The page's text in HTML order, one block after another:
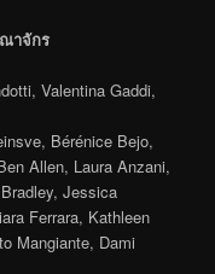
าจักร
Valentina Gaddi,
Bérénice Bejo,
Allen, Laura Anzani,
Jessica
Ferrara, Kathleen
Mangiante, Dami